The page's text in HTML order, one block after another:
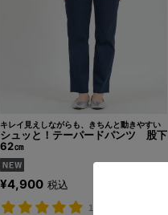
キレイ見えしながらも、きちんと動きやすい
シュッと！テーパードパンツ 股下
62㎝
¥4,900 税込
1件